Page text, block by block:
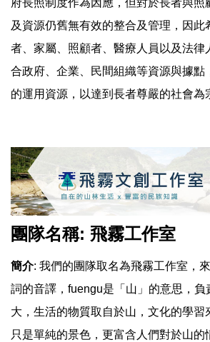
府長照制度作為因應，但對於長者與照
及資源仍舊無有效的整合及管理，因此
者、家屬、照顧者、醫療人員以及法律
合政府、企業、民間組織等資源與據點
的運用資源，以達到長者尊嚴的社會為
團隊名稱: 飛霧工作室
簡介: 我們的團隊取名為飛霧工作室，
詞的音譯，fuengu是「山」的意思，負
大，生活的物質取自於山，文化的學習
只是單純的景色，更富含人們對於山的